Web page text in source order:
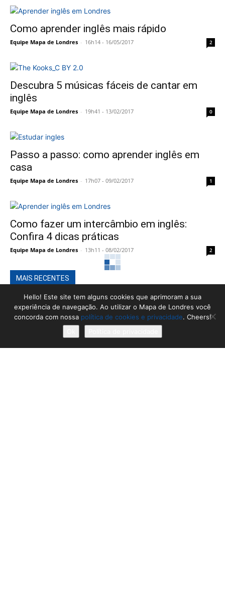
Como aprender inglês mais rápido
Equipe Mapa de Londres - 16h14 - 16/05/2017 2
Descubra 5 músicas fáceis de cantar em
inglês
Equipe Mapa de Londres - 19h41 - 13/02/2017 0
Passo a passo: como aprender inglês em
casa
Equipe Mapa de Londres - 17h07 - 09/02/2017 1
Como fazer um intercâmbio em inglês:
Confira 4 dicas práticas
Equipe Mapa de Londres - 13h11 - 08/02/2017 2
MAIS RECENTES
Como os londrinos estão enfrentando o isolamento
social?
09h39 - 14/09/2020
Hello! Este site tem alguns cookies que aprimoram a sua
experiência de navegação. Ao utilizar o Mapa de Londres você
concorda com nossa política de cookies e privacidade. Cheers!